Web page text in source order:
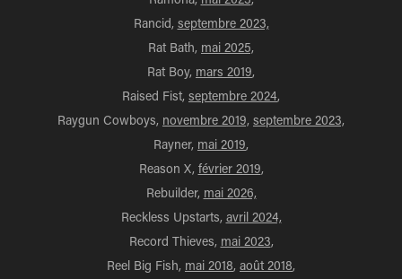
Rancid, septembre 2023,
Rat Bath, mai 2025,
Rat Boy, mars 2019,
Raised Fist, septembre 2024,
Raygun Cowboys, novembre 2019, septembre 2023,
Rayner, mai 2019,
Reason X, février 2019,
Rebuilder, mai 2026,
Reckless Upstarts, avril 2024,
Record Thieves, mai 2023,
Reel Big Fish, mai 2018, août 2018,